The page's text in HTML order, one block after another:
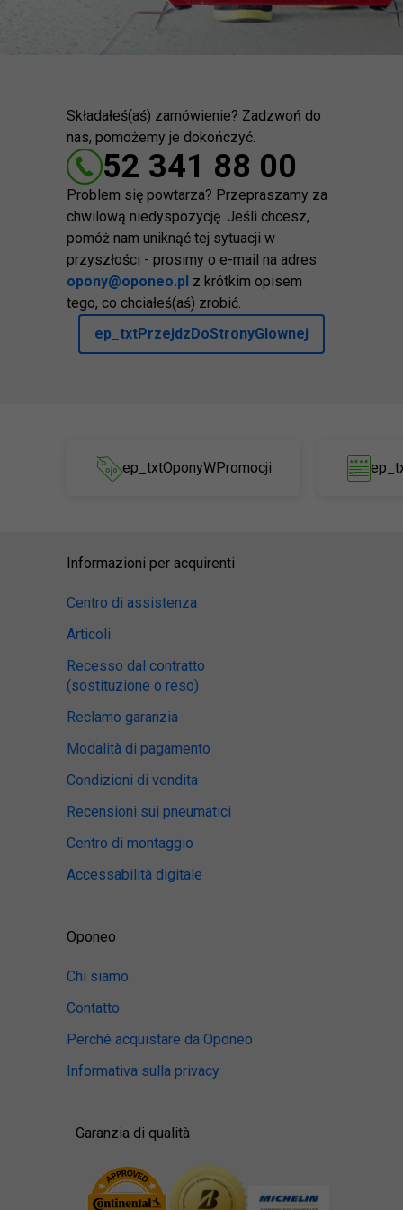
Składałeś(aś) zamówienie? Zadzwoń do
nas, pomożemy je dokończyć.
52 341 88 00
Problem się powtarza? Przepraszamy za
chwilową niedyspozycję. Jeśli chcesz,
pomóż nam uniknąć tej sytuacji w
przyszłości - prosimy o e-mail na adres
opony@oponeo.pl z krótkim opisem
tego, co chciałeś(aś) zrobić.
ep_txtPrzejdzDoStronyGlownej
ep_txtOponyWPromocji
Informazioni per acquirenti
Centro di assistenza
Articoli
Recesso dal contratto
(sostituzione o reso)
Reclamo garanzia
Modalità di pagamento
Condizioni di vendita
Recensioni sui pneumatici
Centro di montaggio
Accessabilità digitale
Oponeo
Chi siamo
Contatto
Perché acquistare da Oponeo
Informativa sulla privacy
Garanzia di qualità